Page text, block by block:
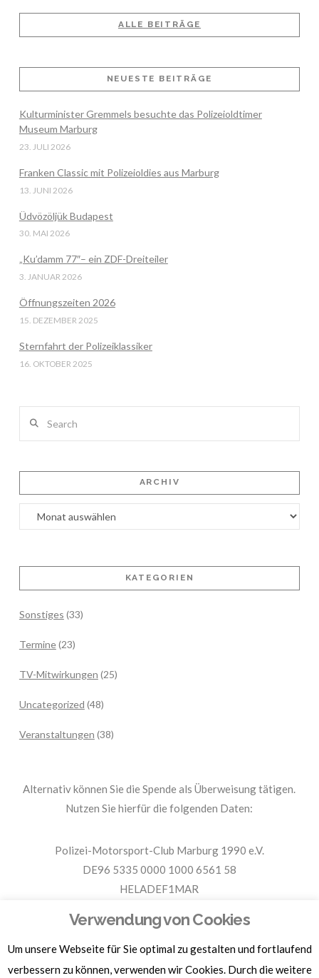
ALLE BEITRÄGE
NEUESTE BEITRÄGE
Kulturminister Gremmels besuchte das Polizeioldtimer
Museum Marburg
23. JULI 2026
Franken Classic mit Polizeioldies aus Marburg
13. JUNI 2026
Üdvözöljük Budapest
30. MAI 2026
„Ku’damm 77″– ein ZDF-Dreiteiler
3. JANUAR 2026
Öffnungszeiten 2026
15. DEZEMBER 2025
Sternfahrt der Polizeiklassiker
16. OKTOBER 2025
ARCHIV
Archiv
KATEGORIEN
Sonstiges (33)
Termine(23)
TV-Mitwirkungen (25)
Uncategorized (48)
Veranstaltungen (38)
Alternativ können Sie die Spende als Überweisung tätigen.
Nutzen Sie hierfür die folgenden Daten:
Polizei-Motorsport-Club Marburg 1990 e.V.
DE96 5335 0000 1000 6561 58
HELADEF1MAR
Für Spendenbescheinigungen, Sachspenden und weitere
Informationen, hier klicken.
Verwendung von Cookies
Um unsere Webseite für Sie optimal zu gestalten und fortlaufend
verbessern zu können, verwenden wir Cookies. Durch die weitere